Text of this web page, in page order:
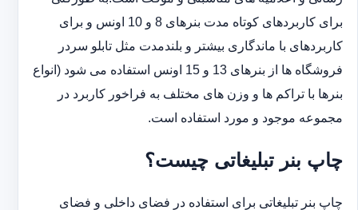
‏برای کاربردهای کوتاه مدت بنرهای 8 و 10 اونس و برای
کاربردهای با ماندگاری بیشتر و بلندمدت مثل تابلو سردر
‏فروشگاه ها از بنرهای 13 و 15 اونس استفاده می شود (انواع
بنرها با تراکم ها و وزن های مختلف به فراخور کاربرد در
‏مجموعه موجود و مورد استفاده است.
چاپ بنر تبلیغاتی چیست؟
چاپ بنر تبلیغاتی برای استفاده در فضای داخلی و فضای